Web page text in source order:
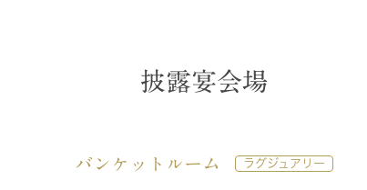
披露宴会場
バンケットルーム ラグジュアリー